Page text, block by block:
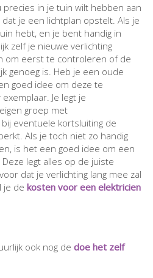
in je tuin wilt hebben aan
je een lichtplan opstelt. Als je
hebt, en je bent handig in
zelf je nieuwe verlichting
om eerst te controleren of de
genoeg is. Heb je een oude
goed idee om deze te
Je legt je
groep met
eventuele kortsluiting de
Als je toch niet zo handig
is het een goed idee om een
legt alles op de juiste
dat je verlichting lang mee zal
je de kosten voor een elektricien
ook nog de doe het zelf